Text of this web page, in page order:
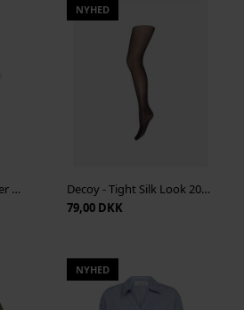
Haute L' Amitié - Summer Lace Loose Tee - White
NYHED
Decoy - Tight Silk Look 20Den - Black
79,00 DKK
NYHED